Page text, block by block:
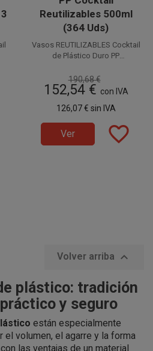
Reutilizables 500ml
(364 Uds)
Vasos REUTILIZABLES Cocktail
de Plástico Duro PP
para 500 cc. Estos Vasos
Reutilizables de Plástico
también llamados Vasos
Ecológicos son perfectos para
combinados, cerveza,
refrescos, vinos, cockteles,
mojitos, etc.
de 364 unidades distribuidas en
28 paquetes de 13 Uds.
190,68 €
152,54 € con IVA
126,07 € sin IVA
Ver favorite_border
Volver arriba 
plástico: tradición
y seguro
están especialmente
el volumen, el agarre y la forma
las ventajas de un material